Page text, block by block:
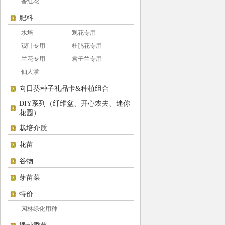
肥料
水培
观花专用
观叶专用
杜鹃花专用
兰花专用
君子兰专用
仙人掌
向日葵种子礼品卡&种植组合
DIY系列（纤维盆、开心农夫、迷你
花园）
栽培介质
花苗
谷物
芽苗菜
特价
园林绿化用种